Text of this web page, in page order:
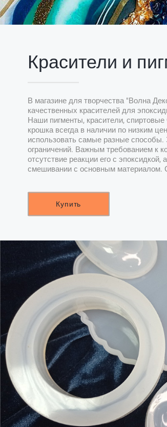
Красители и
В магазине для творчества "Волна
качественных красителей для
Наши пигменты, красители,
крошка всегда в наличии по низким
использовать самые разные способы.
ограничений. Важным требованием к
отсутствие реакции его с эпоксидкой,
смешивании с основным материалом.
Купить